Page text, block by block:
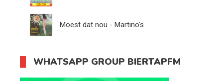
Moest dat nou - Martino's
WHATSAPP GROUP BIERTAPFM